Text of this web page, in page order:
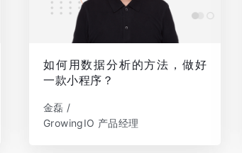
如何用数据分析的方法，做好
一款小程序？
金磊 /
GrowingIO 产品经理